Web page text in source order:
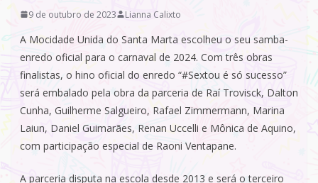
9 de outubro de 2023 Lianna Calixto
A Mocidade Unida do Santa Marta escolheu o seu samba-
enredo oficial para o carnaval de 2024. Com três obras
finalistas, o hino oficial do enredo “#Sextou é só sucesso”
será embalado pela obra da parceria de Raí Trovisck, Dalton
Cunha, Guilherme Salgueiro, Rafael Zimmermann, Marina
Laiun, Daniel Guimarães, Renan Uccelli e Mônica de Aquino,
com participação especial de Raoni Ventapane.
A parceria disputa na escola desde 2013 e será o terceiro